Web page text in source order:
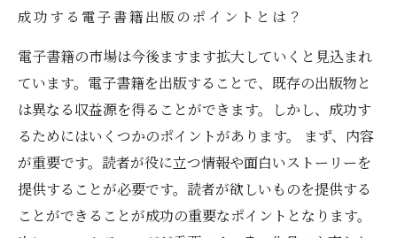
成功する電子書籍出版のポイントとは？
電子書籍の市場は今後ますます拡大していくと見込まれ
ています。電子書籍を出版することで、既存の出版物と
は異なる収益源を得ることができます。しかし、成功す
るためにはいくつかのポイントがあります。 まず、内容
が重要です。読者が役に立つ情報や面白いストーリーを
提供することが必要です。読者が欲しいものを提供する
ことができることが成功の重要なポイントとなります。